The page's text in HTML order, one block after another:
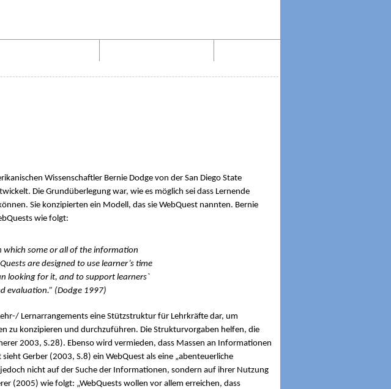
Wissenschaftler Bernie Dodge von der San Diego State
Die Grundüberlegung war, wie es möglich sei dass Lernende
Sie konzipierten ein Modell, das sie WebQuest nannten. Bernie
wie folgt:
some or all of the information
are designed to use learner’s time
looking for it, and to support learners`
evaluation.” (Dodge 1997)
Lernarrangements eine Stützstruktur für Lehrkräfte dar, um
zu konzipieren und durchzuführen. Die Strukturvorgaben helfen, die
2003, S.28). Ebenso wird vermieden, dass Massen an Informationen
Gerber (2003, S.8) ein WebQuest als eine „abenteuerliche
nicht auf der Suche der Informationen, sondern auf ihrer Nutzung
(2005) wie folgt: „WebQuests wollen vor allem erreichen, dass